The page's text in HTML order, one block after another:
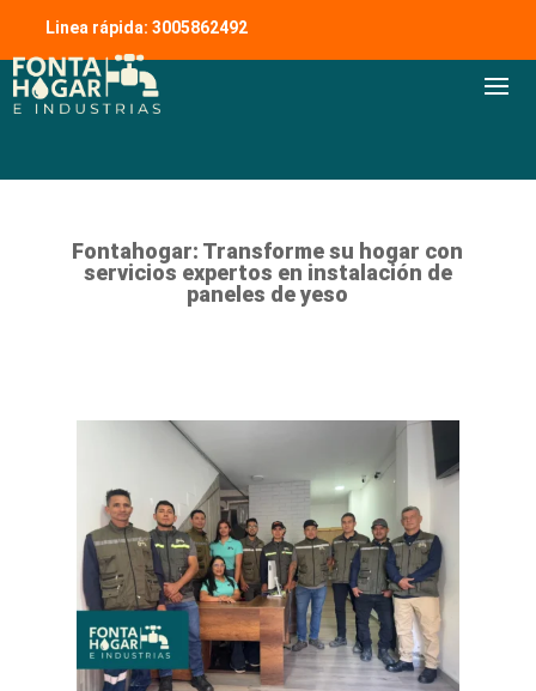
Linea rápida: 3005862492
Fontahogar: Transforme su hogar con
servicios expertos en instalación de
paneles de yeso